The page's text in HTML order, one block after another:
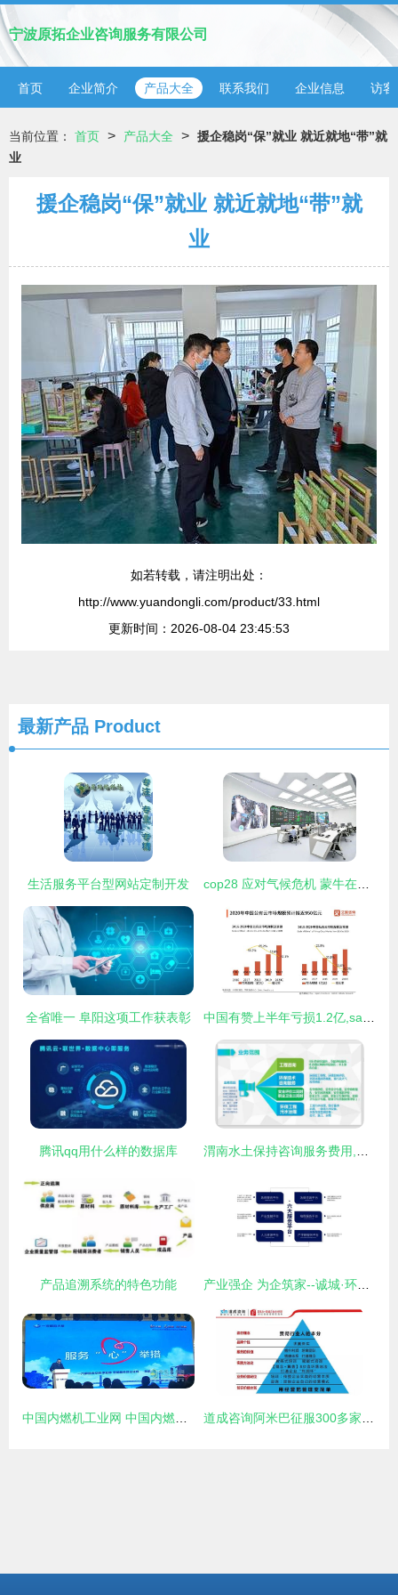
宁波原拓企业咨询服务有限公司
首页 企业简介 产品大全 联系我们 企业信息 访客
当前位置： 首页 > 产品大全 > 援企稳岗“保”就业 就近就地“带”就
业
援企稳岗“保”就业 就近就地“带”就
业
如若转载，请注明出处：
http://www.yuandongli.com/product/33.html
更新时间：2026-08-04 23:45:53
最新产品 Product
生活服务平台型网站定制开发
全省唯一 阜阳这项工作获表彰
腾讯qq用什么样的数据库
产品追溯系统的特色功能